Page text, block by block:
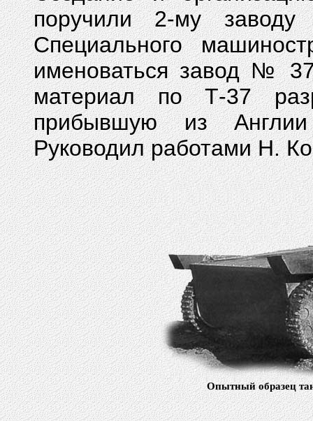
поручили 2-му
Специального
именоваться завод №
материал по Т-37
прибывшую из Англии
Руководил работами Н.
Опытный образец